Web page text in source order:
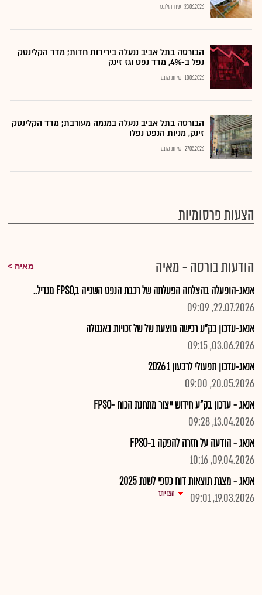
23.06.2026 שירות גלובס
הבורסה בתל אביב ננעלה בירידות חדות; מדד הקלינטק
נפל ב-4%, מדד נפט וגז זינק
10.06.2026 שירות גלובס
הבורסה בתל אביב ננעלה במגמה מעורבת; מדד הקלינטק
זינק, מניות הנפט נפלו
27.05.2026 שירות גלובס
הצעות פרסומיות
הודעות בורסה - מאיה מאיה
אנאג-הופעלה בהצלחה הפעלתה של רכבת הנפט השנייה ב,FPSO מגדיל..
22.07.2026, 09:09
אנאג-עדכון בק"ע רכישה מוצעת של של זכויות באנגולה
03.06.2026, 09:15
אנאג-עדכון תפעולי לרבעון 1 2026
20.05.2026, 09:00
אנאג - עדכון בק"ע חידוש ייצור מתחנת הכוח -FPSO
13.04.2026, 09:28
אנאג - הודעה על חזרה להפקה ב-FPSO
09.04.2026, 10:16
אנאג - מצגת תוצאות דוח כספי לשנת 2025
19.03.2026, 09:01
הצג יותר